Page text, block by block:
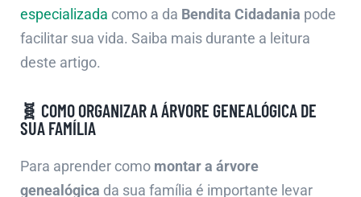
especializada como a da Bendita Cidadania pode
facilitar sua vida. Saiba mais durante a leitura
deste artigo.
🧬 COMO ORGANIZAR A ÁRVORE GENEALÓGICA DE
SUA FAMÍLIA
Para aprender como montar a árvore
genealógica da sua família é importante levar